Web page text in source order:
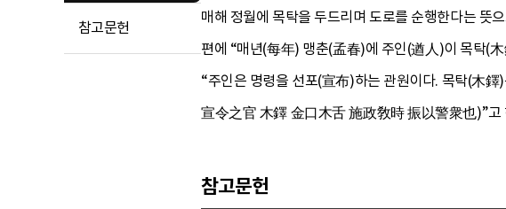
참고문헌
매해 정월에 목탁을 두드리며 도로를 순행한다는 뜻
편에 “매년(每年) 맹춘(孟春)에 주인(遒人)이 목탁(
“주인은 명령을 선포(宣布)하는 관원이다. 목탁(木
宣令之官 木鐸 金口木舌 施政敎時 振以警衆也)”고
참고문헌